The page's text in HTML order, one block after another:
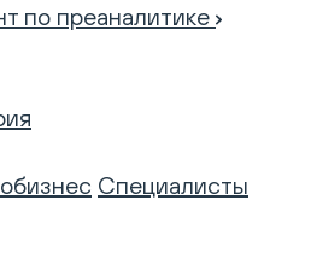
по преаналитике
Специалисты